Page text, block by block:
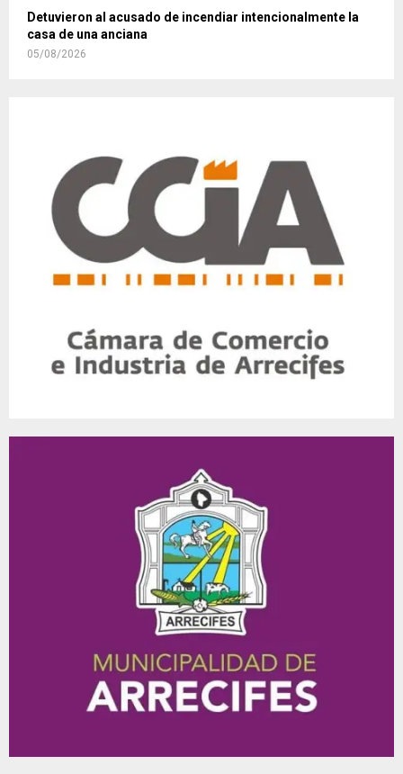
Detuvieron al acusado de incendiar intencionalmente la
casa de una anciana
05/08/2026